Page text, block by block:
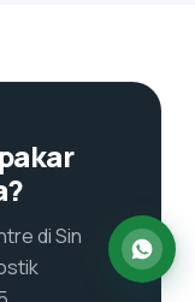
di Sin